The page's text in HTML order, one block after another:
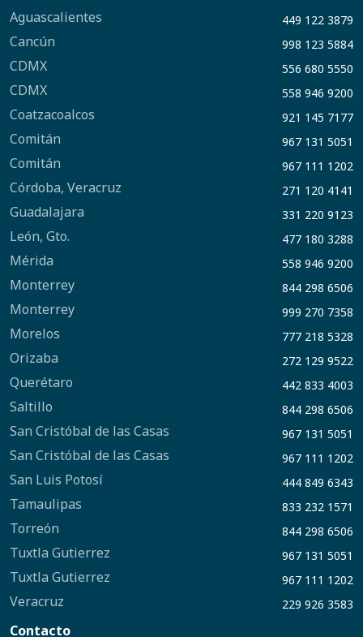
Aguascalientes
449 122 3879
Cancún 998 123 5884
CDMX 556 680 5550
CDMX 558 946 9200
Coatzacoalcos 921 145 7177
Comitán 967 131 5051
Comitán 967 111 1202
Córdoba, Veracruz 271 120 4141
Guadalajara 331 220 9123
León, Gto. 477 180 3288
Mérida 558 946 9200
Monterrey 844 298 6506
Monterrey 999 270 7358
Morelos 777 218 5328
Orizaba 272 129 9522
Querétaro 442 833 4003
Saltillo 844 298 6506
San Cristóbal de las Casas 967 131 5051
San Cristóbal de las Casas 967 111 1202
San Luis Potosí 444 849 6343
Tamaulipas 833 232 1571
Torreón 844 298 6506
Tuxtla Gutierrez 967 131 5051
Tuxtla Gutierrez 967 111 1202
Veracruz 229 926 3583
Contacto